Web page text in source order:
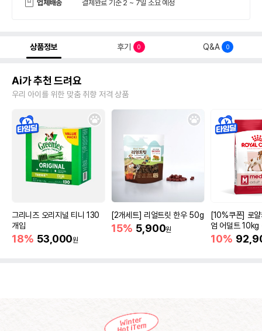
업체배송 결제완료 기준 2 ~ 7일 소요 예정
상품정보 후기 0 Q&A 0
Ai가 추천 드려요
우리 아이를 위한 맞춤 취향 저격 상품
그리니즈 오리지널 티니 130
개입
18% 53,000원
[2개세트] 리얼트릿 한우 50g
15% 5,900원
[10%쿠폰] 로
엄 어덜트 10kg
증진
10%